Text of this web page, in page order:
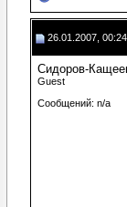
26.01.2007, 00:24
Сидоров-
Guest
Сообщений: n/a